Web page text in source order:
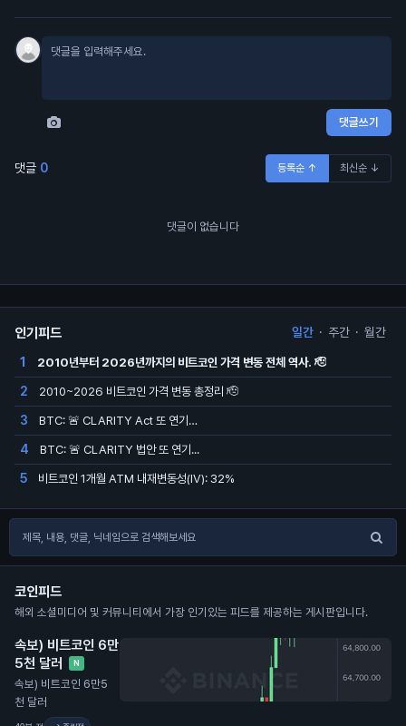
댓글쓰기
댓글 0 등록순 ↑ 최신순 ↓
댓글이 없습니다
인기피드 일간 · 주간 · 월간
1 2010년부터 2026년까지의 비트코인 가격 변동 전체 역사. 🫡
2 2010~2026 비트코인 가격 변동 총정리 🫡
3 BTC: 🚨 CLARITY Act 또 연기…
4 BTC: 🚨 CLARITY 법안 또 연기...
5 비트코인 1개월 ATM 내재변동성(IV): 32%
코인피드
해외 소셜미디어 및 커뮤니티에서 가장 인기있는 피드를 제공하는 게시판입니다.
속보) 비트코인 6만
5천 달러
N
속보) 비트코인 6만5
천 달러